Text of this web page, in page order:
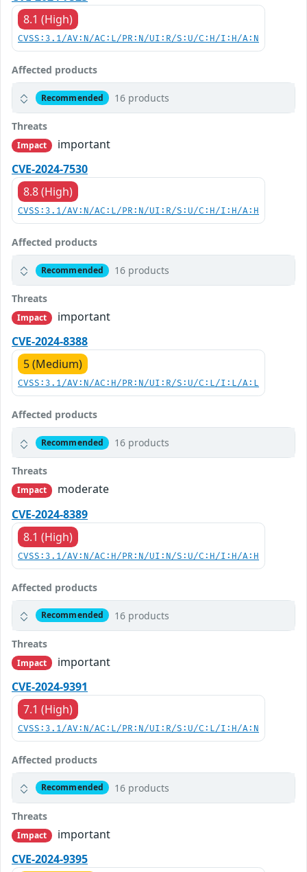
8.1 (High)
CVSS:3.1/AV:N/AC:L/PR:N/UI:R/S:U/C:H/I:H/A:N
Affected products
Recommended 16 products
Threats
Impact
important
CVE-2024-7530
8.8 (High)
CVSS:3.1/AV:N/AC:L/PR:N/UI:R/S:U/C:H/I:H/A:H
Affected products
Recommended 16 products
Threats
Impact
important
CVE-2024-8388
5 (Medium)
CVSS:3.1/AV:N/AC:H/PR:N/UI:R/S:U/C:L/I:L/A:L
Affected products
Recommended 16 products
Threats
Impact
moderate
CVE-2024-8389
8.1 (High)
CVSS:3.1/AV:N/AC:H/PR:N/UI:N/S:U/C:H/I:H/A:H
Affected products
Recommended 16 products
Threats
Impact
important
CVE-2024-9391
7.1 (High)
CVSS:3.1/AV:N/AC:L/PR:N/UI:R/S:U/C:L/I:H/A:N
Affected products
Recommended 16 products
Threats
Impact
important
CVE-2024-9395